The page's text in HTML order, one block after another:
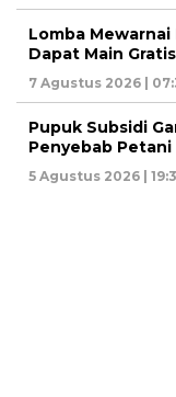
Lomba
Dapat Main Gratis
7 Agustus 2026 |
Pupuk Subsidi
Penyebab
5 Agustus 2026 |